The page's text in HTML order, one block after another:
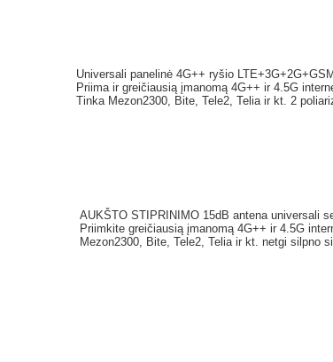
Universali panelinė 4G++ ryšio
Priima ir greičiausią įmanomą 4G++ ir 4.5G
Tinka Mezon2300, Bite, Tele2, Telia ir kt. 2
AUKŠTO STIPRINIMO 15dB antena universali
Priimkite greičiausią įmanomą 4G++ ir 4.5G
Mezon2300, Bite, Tele2, Telia ir kt. netgi silpno